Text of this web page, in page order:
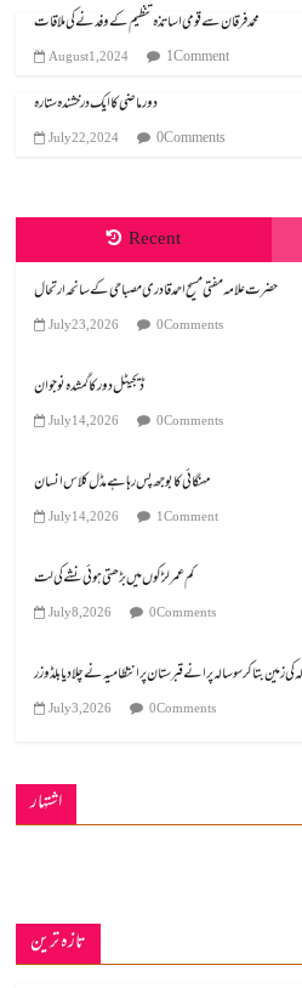
محمد فرقان سے قومی اساتذہ تنظیم کے وفد نے کی ملاقات
August 1, 2024 1 Comment
دور ماضی کا ایک درخشندہ ستارہ
July 22, 2024 0 Comments
Recent
July 23, 2026 0 Comments
ڈیجیٹل دور کا گمشدہ نوجوان
July 14, 2026 0 Comments
مہنگائی کا بوجھ پس رہا ہے مڈل کلاس انسان
July 14, 2026 1 Comment
کم عمر لڑکوں میں بڑھتی ہوئی نشے کی لت
July 8, 2026 0 Comments
کی زمین بتا کر سوسالہ پرانے قبرستان پر انتظامیہ نے چلا دیا بلڈوزر
July 3, 2026 0 Comments
اشتہار
تازہ ترین